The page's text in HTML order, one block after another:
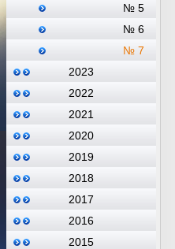
№ 5
№ 6
№ 7
2023
2022
2021
2020
2019
2018
2017
2016
2015